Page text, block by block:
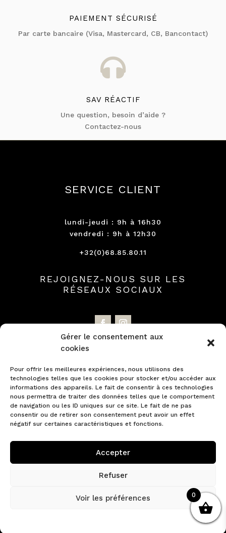
Gérer le consentement aux
cookies
Pour offrir les meilleures expériences, nous utilisons des
technologies telles que les cookies pour stocker et/ou accéder aux
informations des appareils. Le fait de consentir à ces technologies
nous permettra de traiter des données telles que le comportement
de navigation ou les ID uniques sur ce site. Le fait de ne pas
consentir ou de retirer son consentement peut avoir un effet
négatif sur certaines caractéristiques et fonctions.
Accepter
Refuser
Voir les préférences
PAIEMENT SÉCURISÉ
Par carte bancaire (Visa, Mastercard, CB, Bancontact)

SAV RÉACTIF
Une question, besoin d’aide ?
Contactez-nous
SERVICE CLIENT
lundi-jeudi : 9h à 16h30
vendredi : 9h à 12h30
+32(0)68.85.80.11
REJOIGNEZ-NOUS SUR LES
RÉSEAUX SOCIAUX
Profitez d'offres promotionnelles et
découvrez en exclusivité nos nouveautés.
NEWSLETTER
0